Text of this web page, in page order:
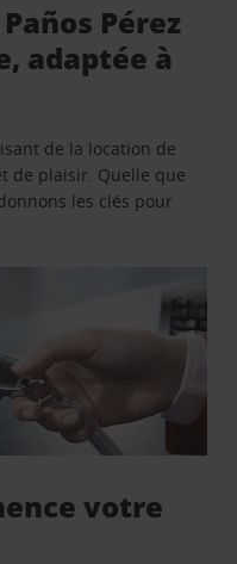
Pérez
adaptée à
de la location de
de plaisir. Quelle que
les clés pour
votre